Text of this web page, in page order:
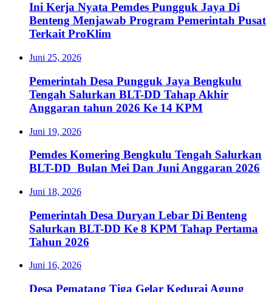
Ini Kerja Nyata Pemdes Pungguk Jaya Di
Benteng Menjawab Program Pemerintah Pusat
Terkait ProKlim
Juni 25, 2026
Pemerintah Desa Pungguk Jaya Bengkulu
Tengah Salurkan BLT-DD Tahap Akhir
Anggaran tahun 2026 Ke 14 KPM
Juni 19, 2026
Pemdes Komering Bengkulu Tengah Salurkan
BLT-DD Bulan Mei Dan Juni Anggaran 2026
Juni 18, 2026
Pemerintah Desa Duryan Lebar Di Benteng
Salurkan BLT-DD Ke 8 KPM Tahap Pertama
Tahun 2026
Juni 16, 2026
Desa Pematang Tiga Gelar Kedurai Agung